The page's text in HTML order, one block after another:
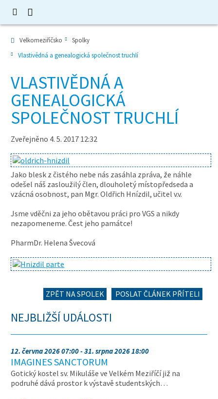
Velkomeziříčsko
Spolky
Vlastivědná a genealogická společnost truchlí
VLASTIVĚDNÁ A
GENEALOGICKÁ
SPOLEČNOST TRUCHLÍ
Zveřejněno 4. 5. 2017 12:32
Jako blesk z čistého nebe nás zasáhla zpráva, že náhle
odešel náš zasloužilý člen, dlouholetý místopředseda a
vzácná osobnost, pan Mgr. Oldřich Hnízdil, učitel v.v.
Jsme vděčni za jeho obětavou práci pro VGS a nikdy
nezapomeneme. Čest jeho památce!
PharmDr. Helena Švecová
POSLAT ČLÁNEK PŘÍTELI
ZPĚT NA SPOLEK
NEJBLIŽŠÍ UDÁLOSTI
12. června 2026 07:00 - 31. srpna 2026 18:00
IMAGINES SANCTORUM
Gotický kostel sv. Mikuláše ve Velkém Meziříčí již na
podruhé dává prostor k výstavě studentských…